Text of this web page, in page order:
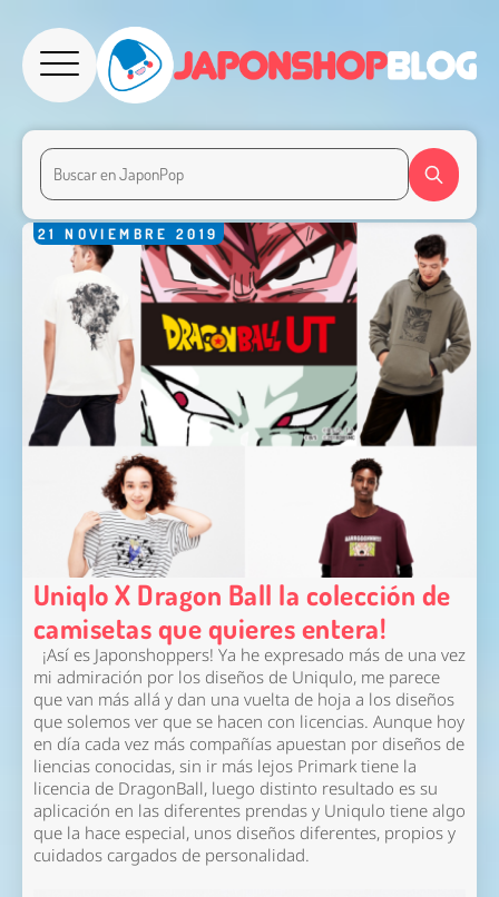
21 NOVIEMBRE 2019
Uniqlo X Dragon Ball la colección de
camisetas que quieres entera!
¡Así es Japonshoppers! Ya he expresado más de una vez
mi admiración por los diseños de Uniqulo, me parece
que van más allá y dan una vuelta de hoja a los diseños
que solemos ver que se hacen con licencias. Aunque hoy
en día cada vez más compañías apuestan por diseños de
liencias conocidas, sin ir más lejos Primark tiene la
licencia de DragonBall, luego distinto resultado es su
aplicación en las diferentes prendas y Uniqulo tiene algo
que la hace especial, unos diseños diferentes, propios y
cuidados cargados de personalidad.